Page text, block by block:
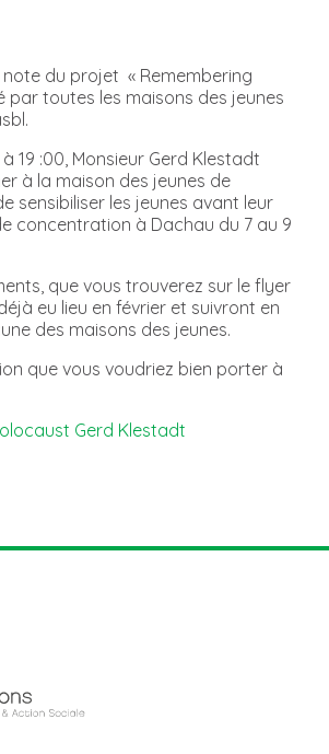
du projet « Remembering
par toutes les maisons des jeunes
19 :00, Monsieur Gerd Klestadt
à la maison des jeunes de
sensibiliser les jeunes avant leur
concentration à Dachau du 7 au 9
que vous trouverez sur le flyer
eu lieu en février et suivront en
des maisons des jeunes.
que vous voudriez bien porter à
Gerd Klestadt